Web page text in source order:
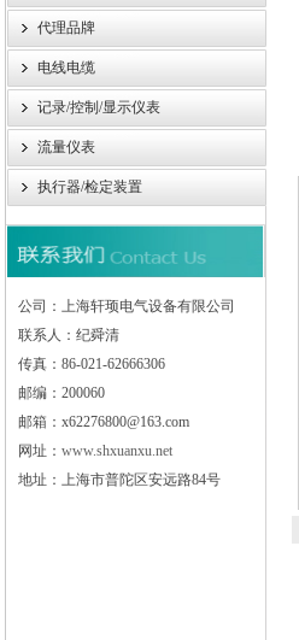
代理品牌
电线电缆
记录/控制/显示仪表
流量仪表
执行器/检定装置
公司：上海轩顼电气设备有限公司
联系人：纪舜清
传真：86-021-62666306
邮编：200060
邮箱：x62276800@163.com
网址： www.shxuanxu.net
地址：上海市普陀区安远路84号